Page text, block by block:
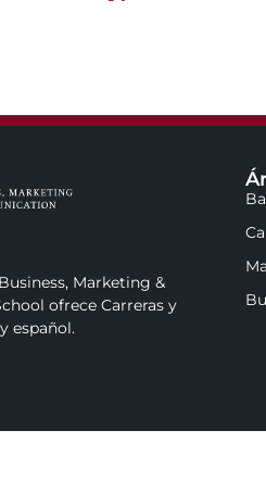
Marketing &
ofrece Carreras y
español.